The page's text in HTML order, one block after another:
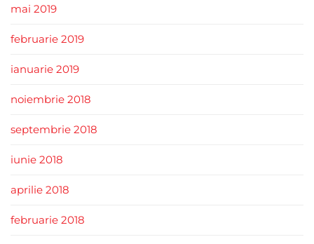
mai 2019
februarie 2019
ianuarie 2019
noiembrie 2018
septembrie 2018
iunie 2018
aprilie 2018
februarie 2018